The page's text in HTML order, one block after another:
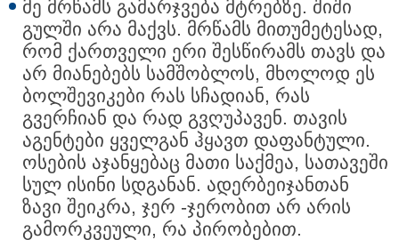
მე მრწამს გამარჯვება მტრებზე. შიში
გულში არა მაქვს. მრწამს მითუმეტესად,
რომ ქართველი ერი შესწირამს თავს და
არ მიანებებს სამშობლოს, მხოლოდ ეს
ბოლშევიკები რას სჩადიან, რას
გვერჩიან და რად გვღუპავენ. თავის
აგენტები ყველგან ჰყავთ დაფანტული.
ოსების აჯანყებაც მათი საქმეა, სათავეში
სულ ისინი სდგანან. ადერბეიჯანთან
ზავი შეიკრა, ჯერ -ჯერობით არ არის
გამორკვეული, რა პირობებით.